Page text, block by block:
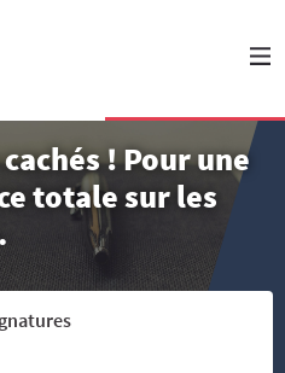
! Pour une
totale sur les